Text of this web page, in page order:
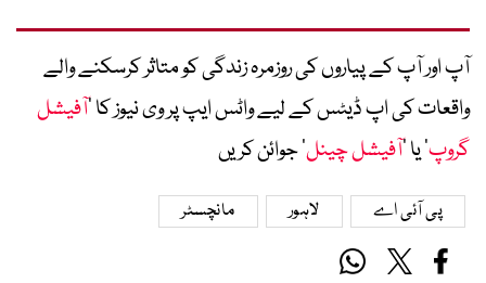
آپ اور آپ کے پیاروں کی روزمرہ زندگی کو متاثر کرسکنے والے
واقعات کی اپ ڈیٹس کے لیے واٹس ایپ پر وی نیوز کا ’آفیشل
گروپ‘ یا ’آفیشل چینل‘ جوائن کریں
پی آئی اے لاہور مانچسٹر